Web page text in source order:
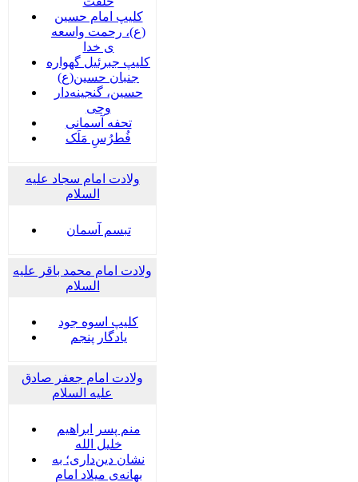
کلیپ امام حسین
(ع)، رحمت واسعه
ی خدا
کلیپ جبرئیل گهواره
جنبان حسین(ع)
حسین، گنجینه‌دار
وحی
تحفه آسمانی
فُطرُسِ مَلَک
ولادت امام سجاد علیه
السلام
تبسم آسمان
ولادت امام محمد باقر علیه
السلام
کلیپ اسوه جود
یادگار پنجم
ولادت امام جعفر صادق
علیه السلام
منم پسر ابراهیم
خلیل الله
نشان دین‌داری؛ به
بهانه‌ی میلاد امام